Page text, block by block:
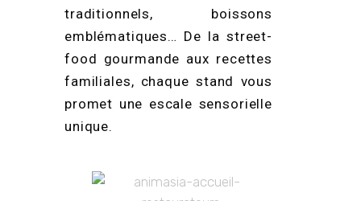
traditionnels, boissons
emblématiques… De la street-
food gourmande aux recettes
familiales, chaque stand vous
promet une escale sensorielle
unique.